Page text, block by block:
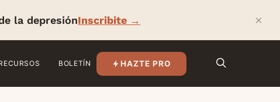
la depresiónInscribite → ×
BOLETÍN HAZTE PRO